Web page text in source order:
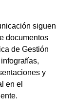
siguen
documentos
de Gestión
y
en el